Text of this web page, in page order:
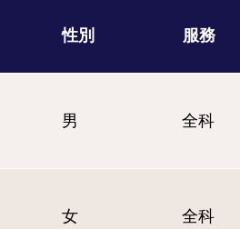
性別 服務
男 全科
女 全科